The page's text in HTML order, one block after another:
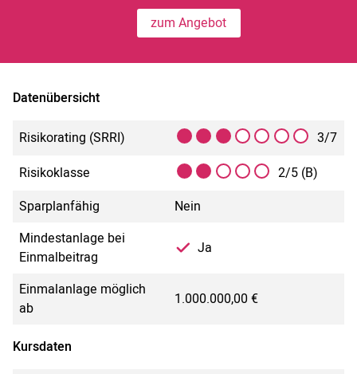
zum Angebot
Datenübersicht
Risikorating (SRRI)
3/7
Risikoklasse
2/5 (B)
Sparplanfähig
Nein
Mindestanlage bei
Einmalbeitrag
Ja
Einmalanlage möglich
ab
1.000.000,00 €
Kursdaten